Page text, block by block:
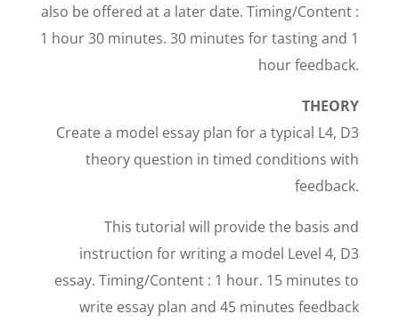
also be offered at a later date. Timing/Content :
1 hour 30 minutes. 30 minutes for tasting and 1
hour feedback.
THEORY
Create a model essay plan for a typical L4, D3
theory question in timed conditions with
feedback.
This tutorial will provide the basis and
instruction for writing a model Level 4, D3
essay. Timing/Content : 1 hour. 15 minutes to
write essay plan and 45 minutes feedback